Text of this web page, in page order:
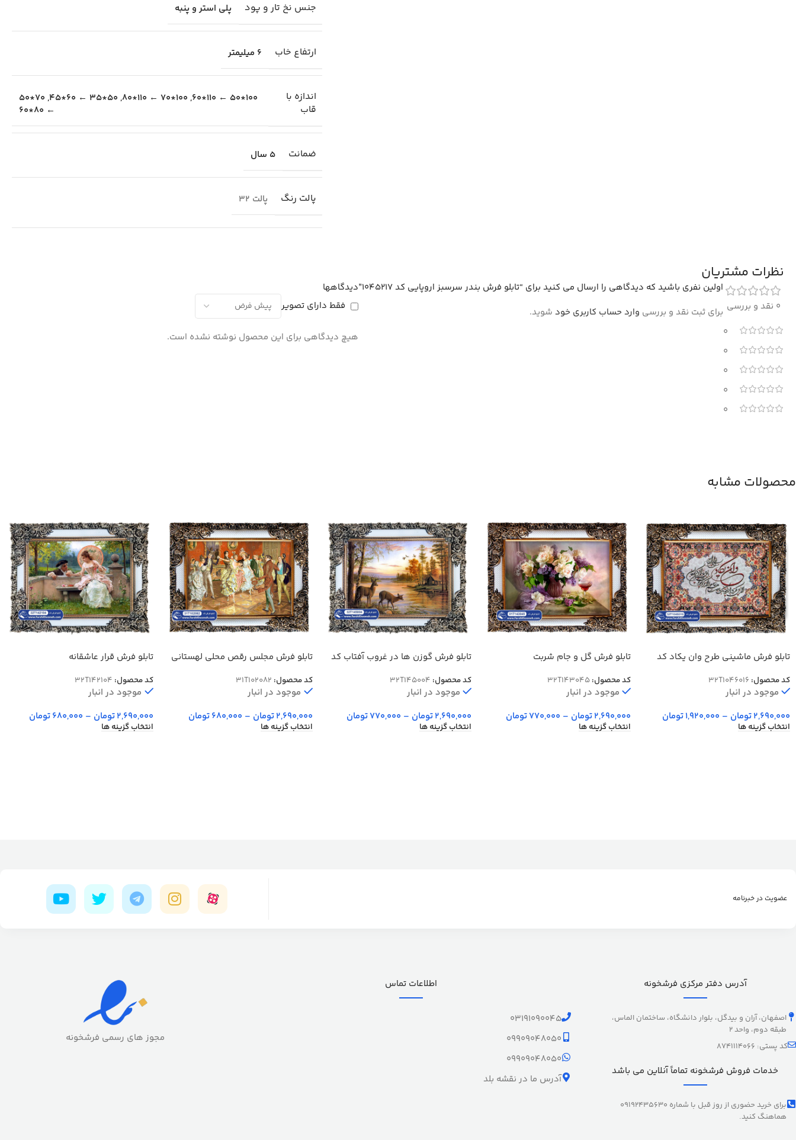
جنس نخ تار و پود پلی استر و پنبه
ارتفاع خاب 6 میلیمتر
اندازه با
قاب
100*50 ← 110*60
,
100*70 ← 110*80
,
50*35 ← 60*45
,
70*50
← 80*60
ضمانت 5 سال
پالت رنگ پالت 32
نظرات مشتریان
0 نقد و بررسی
0
0
0
0
0
دیدگاهها
فقط دارای تصویر
هیچ دیدگاهی برای این محصول نوشته نشده است.
اولین نفری باشید که دیدگاهی را ارسال می کنید برای “تابلو فرش بندر سرسبز اروپایی کد 1045217”
برای ثبت نقد و بررسی وارد حساب کاربری خود شوید.
محصولات مشابه
تابلو فرش ماشینی طرح وان یکاد کد
کد محصول: 32T1046016
موجود در انبار
2,690,000تومان –
1,920,000تومان
انتخاب گزینه ها
تابلو فرش گل و جام شربت
کد محصول:32T143045
موجود در انبار
2,690,000تومان –
770,000تومان
انتخاب گزینه ها
تابلو فرش گوزن ها در غروب آفتاب کد
کد محصول: 32T145004
موجود در انبار
2,690,000تومان –
770,000تومان
انتخاب گزینه ها
تابلو فرش مجلس رقص محلی لهستانی
کد محصول: 31T102082
موجود در انبار
2,690,000تومان –
680,000تومان
انتخاب گزینه ها
تابلو فرش قرار عاشقانه
کد محصول: 32T142104
موجود در انبار
2,690,000تومان –
680,000تومان
انتخاب گزینه ها
عضویت در خبرنامه
آدرس دفتر مرکزی فرشخونه
اصفهان، آران و بیدگل، بلوار دانشگاه، ساختمان الماس،
طبقه دوم، واحد 2
کد پستی: 8741114066
خدمات فروش فرشخونه تماماً آنلاین می باشد
برای خرید حضوری از روز قبل با شماره 09192435630
هماهنگ کنید.
اطلاعات تماس
03191090045
09909048050
09909048050
آدرس ما در نقشه بلد
مجوز های رسمی فرشخونه